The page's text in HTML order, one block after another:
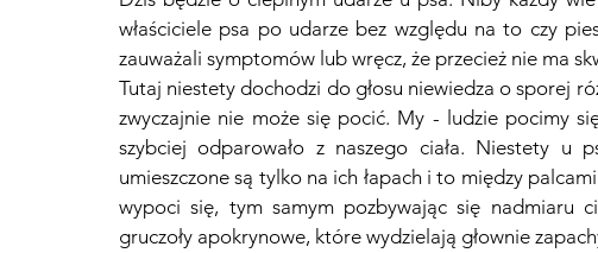
właściciele psa po udarze bez względu na to czy
zauważali symptomów lub wręcz, że przecież nie ma
Tutaj niestety dochodzi do głosu niewiedza o sporej
zwyczajnie nie może się pocić. My - ludzie pocimy
szybciej odparowało z naszego ciała. Niestety u
umieszczone są tylko na ich łapach i to między
wypoci się, tym samym pozbywając się nadmiaru
gruczoły apokrynowe, które wydzielają głownie